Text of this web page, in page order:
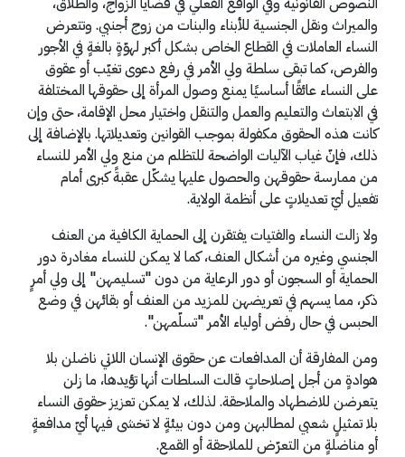
والميراث ونقل الجنسية للأبناء والبنات من زوج أجنبي. وتتعرض
النساء العاملات في القطاع الخاص بشكل أكبر لهوّةٍ بالغةٍ في الأجور
والفرص، كما تبقى سلطة ولي الأمر في رفع دعوى تغيّب أو عقوق
على النساء عائقًا أساسيًا يمنع وصول المرأة إلى حقوقها المختلفة
في الابتعاث والتعليم والعمل والتنقل واختيار محل الإقامة، حتى وإن
كانت هذه الحقوق مكفولة بموجب القوانين وتعديلاتها. بالإضافة إلى
ذلك، فإنّ غياب الآليات الواضحة للتظلم من منع ولي الأمر للنساء
من ممارسة حقوقهن والحصول عليها يشكّل عقبةً كبرى أمام
تفعيل أيّ تعديلاتٍ على أنظمة الولاية.
ولا زالت النساء والفتيات يفتقرن إلى الحماية الكافية من العنف
الجنسي وغيره من أشكال العنف، كما لا يمكن للنساء مغادرة دور
الحماية أو السجون أو دور الرعاية من دون "تسليمهن" إلى ولي أمرٍ
ذكر، مما يسهم في تعريضهن للمزيد من العنف أو بقائهن في وضع
الحبس في حال رفض أولياء الأمر "تسلّمهن".
ومن المفارقة أن المدافعات عن حقوق الإنسان اللاتي ناضلن بلا
هوادةٍ من أجل إصلاحاتٍ قالت السلطات أنها تؤيدها، ما زلن
يتعرضن للاضطهاد والملاحقة. لذلك، لا يمكن تعزيز حقوق النساء
بلا تمثيلٍ شعبي لمطالبهن ومن دون بيئةٍ لا تخشى فيها أيّ مدافعةٍ
أو مناضلةٍ من التعرّض للملاحقة أو القمع.